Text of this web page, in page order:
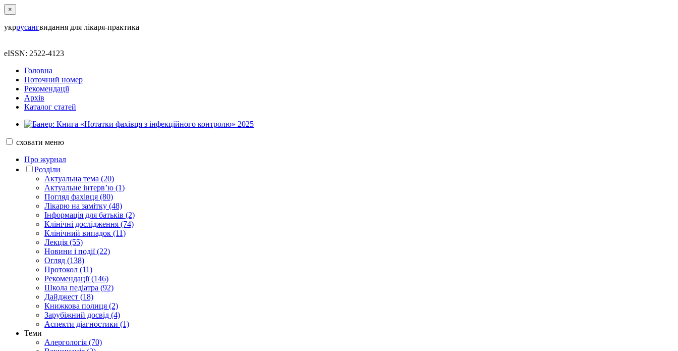
×
укррусангвидання для лікаря-практика
eISSN: 2522-4123
Головна
Поточний номер
Рекомендації
Архів
Каталог статей
сховати меню
Про журнал
Розділи
Актуальна тема (20)
Актуальне інтерв’ю (1)
Погляд фахівця (80)
Лікарю на замітку (48)
Інформація для батьків (2)
Клінічні дослідження (74)
Клінічний випадок (11)
Лекція (55)
Новини і події (22)
Огляд (138)
Протокол (11)
Рекомендації (146)
Школа педіатра (92)
Дайджест (18)
Книжкова полиця (2)
Зарубіжний досвід (4)
Аспекти діагностики (1)
Теми
Алергологія (70)